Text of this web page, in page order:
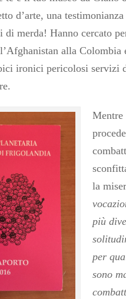
d’arte, una
di merda! Hanno cercato
alla
ironici pericolosi servizi
Mentre
la
più
per
sono